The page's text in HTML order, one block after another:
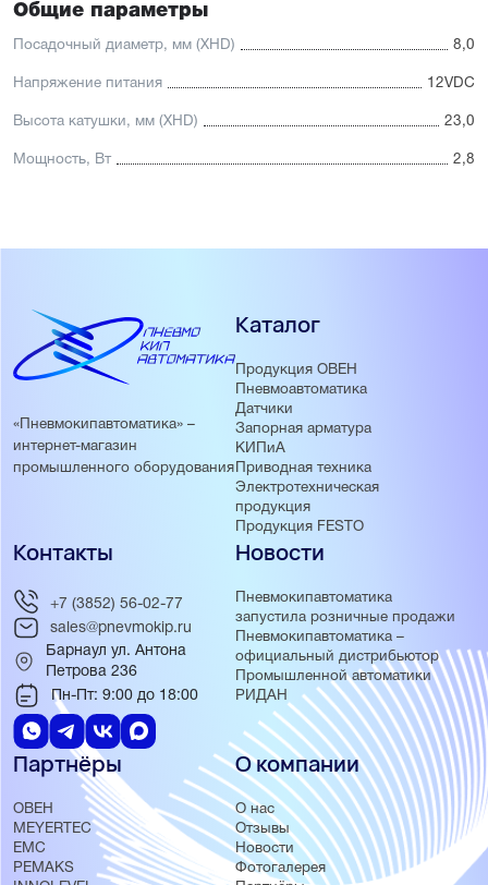
Общие параметры
Посадочный диаметр, мм (XHD) 8,0
Напряжение питания 12VDC
Высота катушки, мм (XHD) 23,0
Мощность, Вт 2,8
«Пневмокипавтоматика» –
интернет-магазин
промышленного оборудования
Каталог
Продукция ОВЕН
Пневмоавтоматика
Датчики
Запорная арматура
КИПиА
Приводная техника
Электротехническая
продукция
Продукция FESTO
Новости
Пневмокипавтоматика
запустила розничные продажи
Пневмокипавтоматика –
официальный дистрибьютор
Промышленной автоматики
РИДАН
Партнёры
ОВЕН
MEYERTEC
EMC
PEMAKS
О компании
О нас
Отзывы
Новости
Фотогалерея
Контакты
+7 (3852) 56-02-77
sales@pnevmokip.ru
Барнаул ул. Антона
Петрова 236
Пн-Пт: 9:00 до 18:00